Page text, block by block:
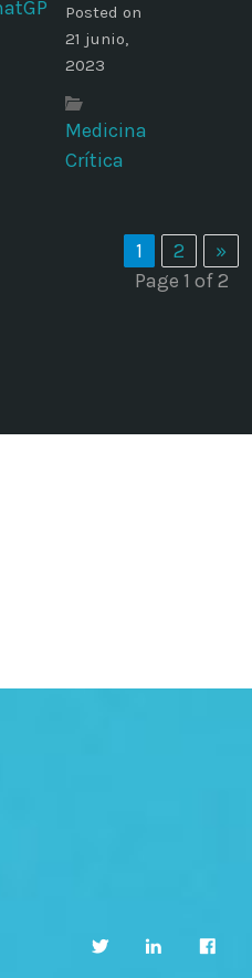
Posted on
21 junio,
2023
Medicina
Crítica
1 2
»
Page 1 of 2